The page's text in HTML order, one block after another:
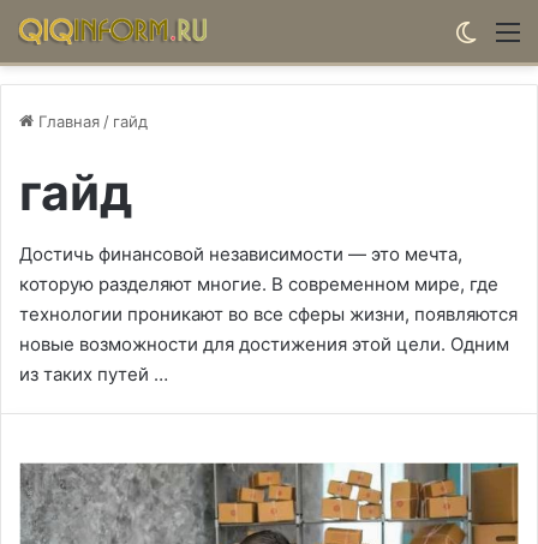
Главная / гайд
гайд
Достичь финансовой независимости — это мечта,
которую разделяют многие. В современном мире, где
технологии проникают во все сферы жизни, появляются
новые возможности для достижения этой цели. Одним
из таких путей …